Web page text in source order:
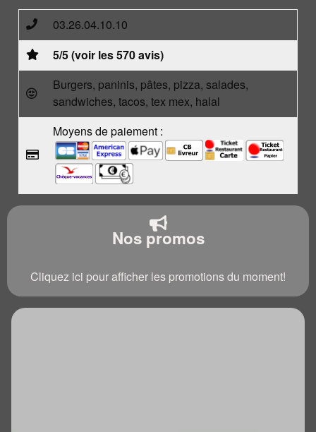
03.26.04.10.10
5/5 (voir les 570 avis)
Burgers, paninis, pâtes, pizza, salades,
sandwiches, tacos, tex mex, halal
Moyens de paiement :
Nos promos
Cliquez ici pour afficher les promotions du moment!